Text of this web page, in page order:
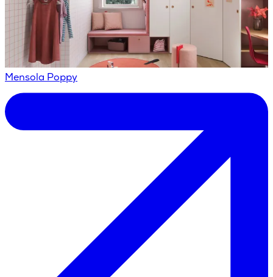
Mensola Poppy